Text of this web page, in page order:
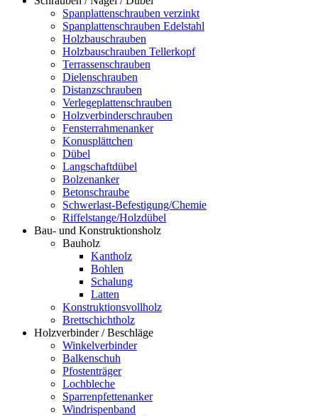
Spanplattenschrauben verzinkt
Spanplattenschrauben Edelstahl
Holzbauschrauben
Holzbauschrauben Tellerkopf
Terrassenschrauben
Dielenschrauben
Distanzschrauben
Verlegeplattenschrauben
Holzverbinderschrauben
Fensterrahmenanker
Konusplättchen
Dübel
Langschaftdübel
Bolzenanker
Betonschraube
Schwerlast-Befestigung/Chemie
Riffelstange/Holzdübel
Bau- und Konstruktionsholz
Bauholz
Kantholz
Bohlen
Schalung
Latten
Konstruktionsvollholz
Brettschichtholz
Holzverbinder / Beschläge
Winkelverbinder
Balkenschuh
Pfostenträger
Lochbleche
Sparrenpfettenanker
Windrispenband